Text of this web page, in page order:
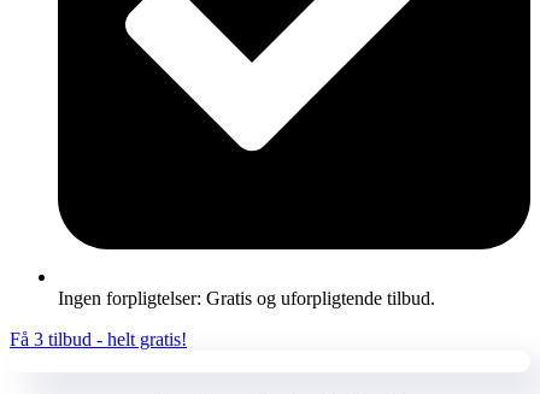
Ingen forpligtelser: Gratis og uforpligtende tilbud.
Få 3 tilbud - helt gratis!